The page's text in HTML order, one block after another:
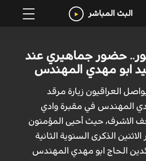
البث المباشر
حضور جماهيري عند
ابو مهدي المهندس
العراقيون زيارة مرقد
المهندس في مقبرة وادي
الاشرف، حيث أحيى المؤمنون
الذكرى السنوية الثانية
الحاج ابو مهدي المهندس